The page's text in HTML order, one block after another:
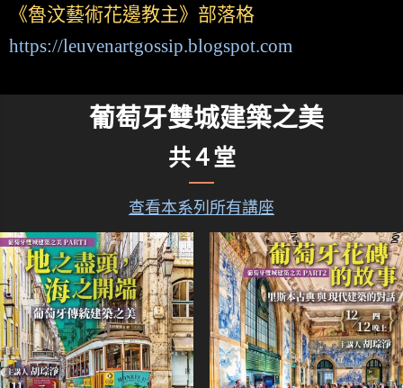
《魯汶藝術花邊教主》部落格
https://leuvenartgossip.blogspot.com
葡萄牙雙城建築之美
共４堂
查看本系列所有講座